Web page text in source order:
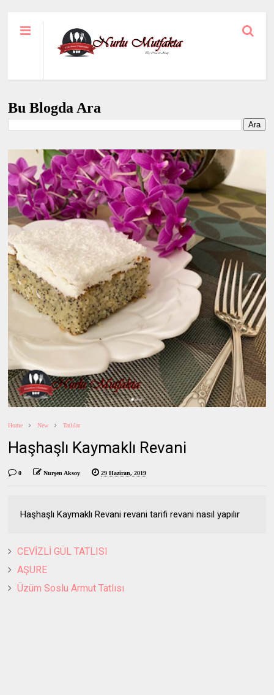
Bu Blogda Ara
Home New Tatlılar
Haşhaşlı Kaymaklı Revani
0 Nurşen Aksoy 29 Haziran, 2019
Haşhaşlı Kaymaklı Revani revani tarifi revani nasıl yapılır
CEVİZLİ GÜL TATLISI
AŞURE
Üzüm Soslu Armut Tatlısı